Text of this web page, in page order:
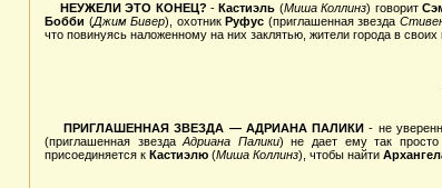
НЕУЖЕЛИ ЭТО КОНЕЦ?-Кастиэль (Миша Коллинз) говорит
Бобби (Джим Бивер), охотникРуфус (приглашенная звезда
что повинуясь наложенному на них заклятью, жители города в
ПРИГЛАШЕННАЯ ЗВЕЗДА — АДРИАНА ПАЛИКИ - не
(приглашенная звездаАдриана Палики) не дает ему так
присоединяется к Кастиэлю (Миша Коллинз), чтобы найти